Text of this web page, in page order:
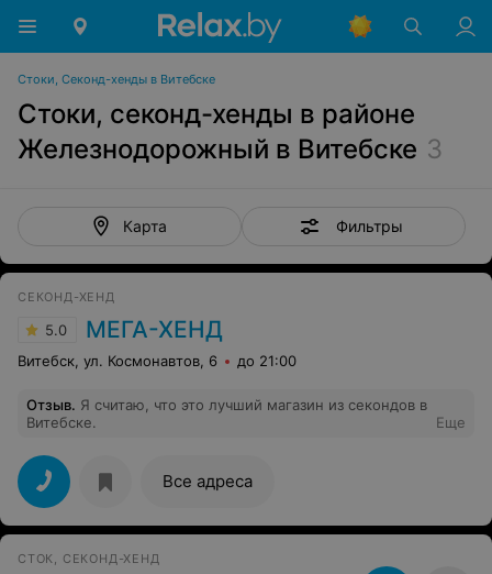
Стоки, Секонд-хенды в Витебске
Стоки, секонд-хенды в районе
Железнодорожный в Витебске 3
Карта Фильтры
СЕКОНД-ХЕНД
5.0 МЕГА-ХЕНД
Витебск, ул. Космонавтов, 6 до 21:00
Отзыв. Я считаю, что это лучший магазин из секондов в
Витебске.
Еще
Все адреса
СТОК, СЕКОНД-ХЕНД